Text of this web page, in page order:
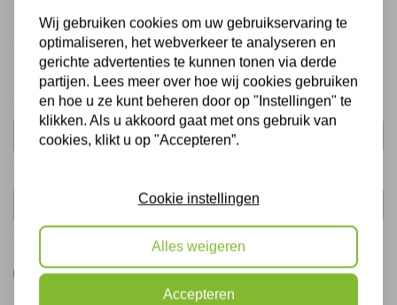
Bel mij terug
Gratis, vrijblijvend advies
Uw naam:
De gegevens die u hier verstrekt vallen onder ons
Bel mij terug
Wij gebruiken cookies om uw gebruikservaring te
optimaliseren, het webverkeer te analyseren en
gerichte advertenties te kunnen tonen via derde
partijen. Lees meer over hoe wij cookies gebruiken
en hoe u ze kunt beheren door op "Instellingen" te
klikken. Als u akkoord gaat met ons gebruik van
cookies, klikt u op "Accepteren”.
Cookie instellingen
Alles weigeren
Accepteren